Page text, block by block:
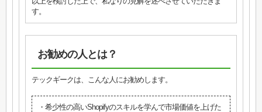
す。
お勧めの人とは？
テックギークは、こんな人にお勧めします。
・希少性の高いShopifyのスキルを学んで市場価値を上げた